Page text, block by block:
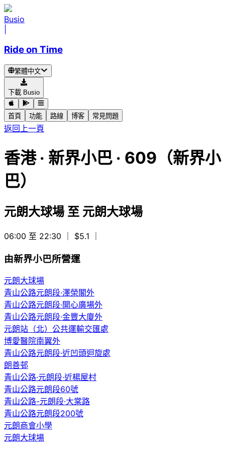
Busio
Ride on Time
繁體中文
下載 Busio
首頁 功能 路線 博客 常見問題
返回上一頁
香港· 新界小巴 · 609（新界小
巴）
元朗大球場 至 元朗大球場
06:00 至 22:30 ｜ $5.1
由新界小巴所營運
元朗大球場
青山公路元朗段·澤榮閣外
青山公路元朗段·開心廣場外
青山公路元朗段·金豐大廈外
元朗站（北）公共運輸交匯處
博愛醫院南翼外
青山公路元朗段·近凹頭迴旋處
朗善邨
青山公路·元朗段·近楊屋村
青山公路元朗段60號
青山公路-元朗段·大棠路
青山公路元朗段200號
元朗商會小學
元朗大球場